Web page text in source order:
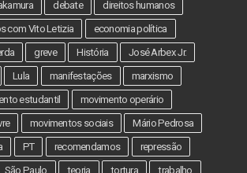
debate
direitos humanos
com Vito Letizia
economia política
greve História
José Arbex Jr.
Lula manifestações
marxismo
estudantil
movimento operário
movimentos sociais
Mário Pedrosa
PT recomendamos
repressão
São Paulo teoria tortura
trabalho